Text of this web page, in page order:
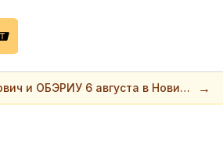
и ОБЭРИУ 6 августа в Нови
→